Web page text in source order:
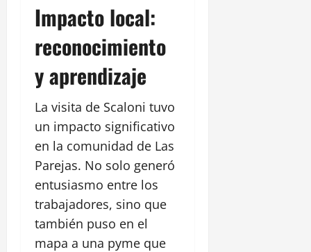
Impacto local:
reconocimiento
y aprendizaje
La visita de Scaloni tuvo
un impacto significativo
en la comunidad de Las
Parejas. No solo generó
entusiasmo entre los
trabajadores, sino que
también puso en el
mapa a una pyme que